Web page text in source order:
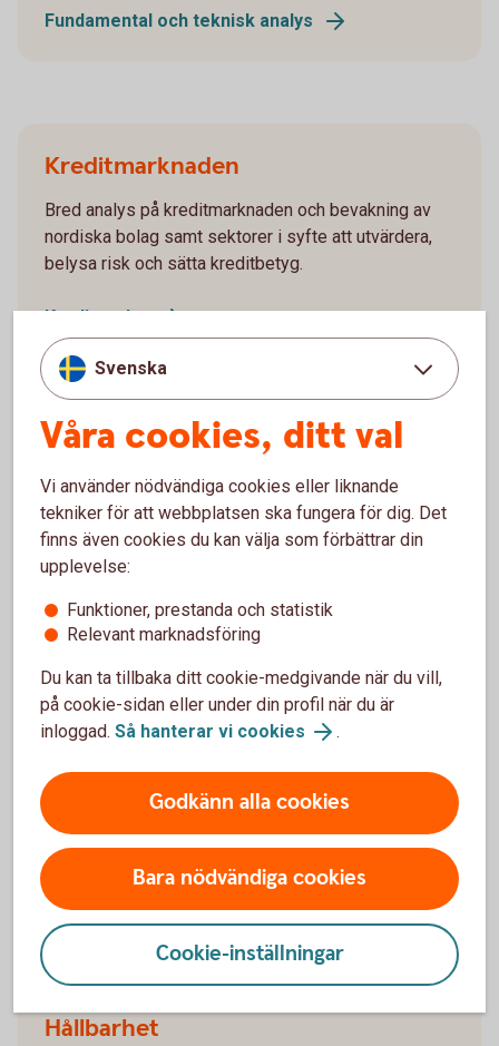
Fundamental och teknisk analys
Kreditmarknaden
Bred analys på kreditmarknaden och bevakning av
nordiska bolag samt sektorer i syfte att utvärdera,
belysa risk och sätta kreditbetyg.
Kreditanalys
Här finns Swedbanks privatekonomiska rapporter
och analyser över sådant som rör hushållens
ekonomi.
Privatekonomi
Här hittar du Swedbanks analyser och rapporter som
rör företagande och företagare.
Företagande
Hållbarhet
Svenska
Våra cookies, ditt val
Vi använder nödvändiga cookies eller liknande
tekniker för att webbplatsen ska fungera för dig. Det
finns även cookies du kan välja som förbättrar din
upplevelse:
Funktioner, prestanda och statistik
Relevant marknadsföring
Du kan ta tillbaka ditt cookie-medgivande när du vill,
på cookie-sidan eller under din profil när du är
inloggad. Så hanterar vi cookies .
Godkänn alla cookies
Bara nödvändiga cookies
Cookie-inställningar